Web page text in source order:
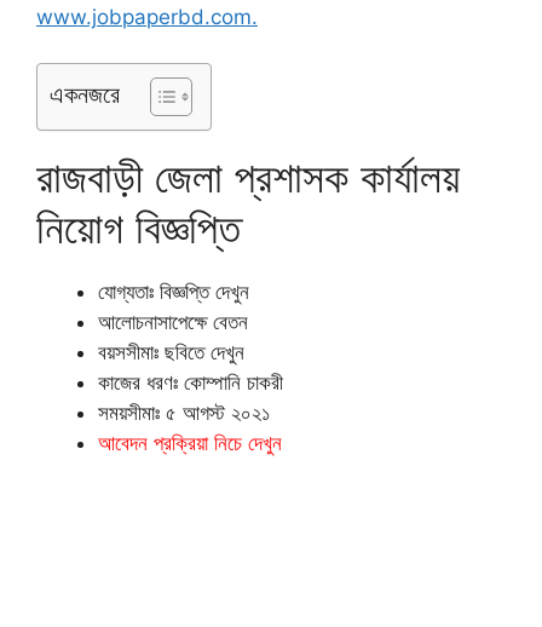
www.jobpaperbd.com.
একনজরে
রাজবাড়ী জেলা প্রশাসক কার্যালয়
নিয়োগ বিজ্ঞপ্তি
যোগ্যতাঃ বিজ্ঞপ্তি দেখুন
আলোচনাসাপেক্ষে বেতন
বয়সসীমাঃ ছবিতে দেখুন
কাজের ধরণঃ কোম্পানি চাকরী
সময়সীমাঃ ৫ আগস্ট ২০২১
আবেদন প্রক্রিয়া নিচে দেখুন